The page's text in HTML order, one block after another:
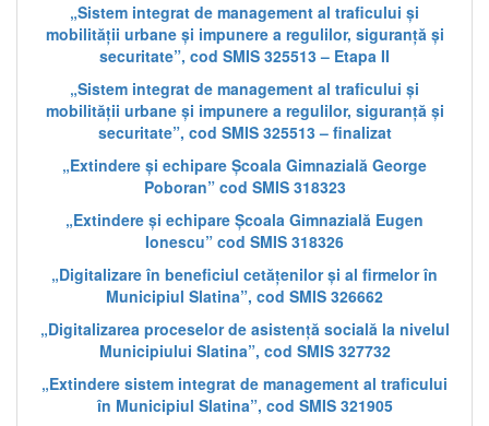
„Sistem integrat de management al traficului și
mobilității urbane și impunere a regulilor, siguranță și
securitate”, cod SMIS 325513 – Etapa II
„Sistem integrat de management al traficului și
mobilității urbane și impunere a regulilor, siguranță și
securitate”, cod SMIS 325513 – finalizat
„Extindere și echipare Școala Gimnazială George
Poboran” cod SMIS 318323
„Extindere și echipare Școala Gimnazială Eugen
Ionescu” cod SMIS 318326
„Digitalizare în beneficiul cetățenilor și al firmelor în
Municipiul Slatina”, cod SMIS 326662
„Digitalizarea proceselor de asistență socială la nivelul
Municipiului Slatina”, cod SMIS 327732
„Extindere sistem integrat de management al traficului
în Municipiul Slatina”, cod SMIS 321905